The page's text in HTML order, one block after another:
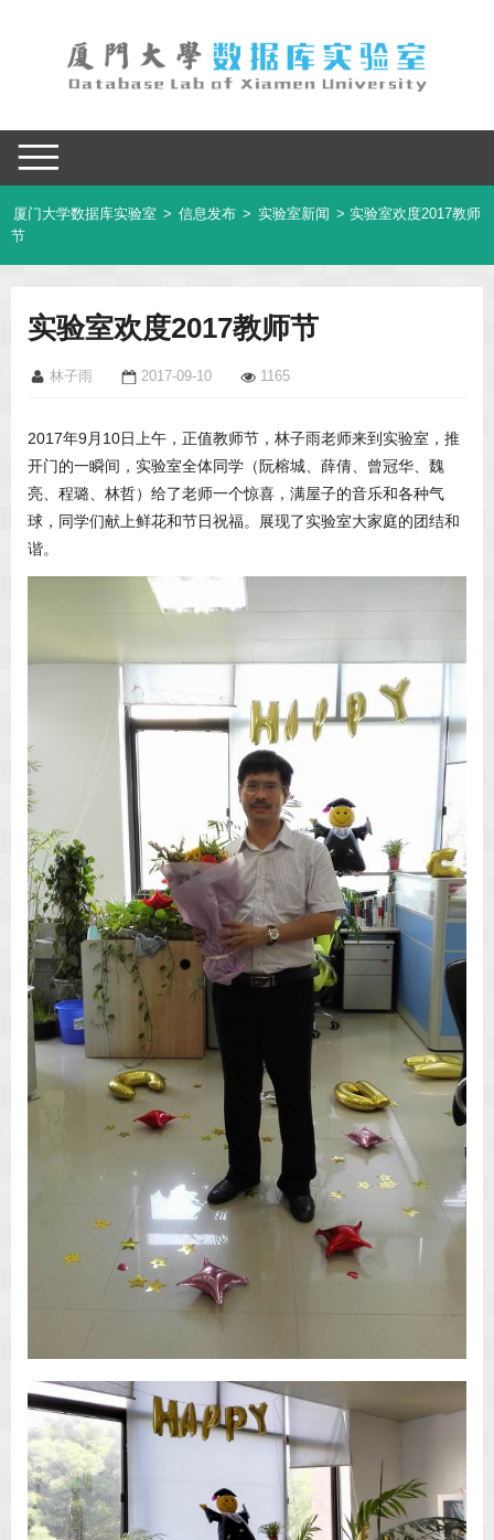
厦门大学数据库实验室 > 信息发布 > 实验室新闻 > 实验室欢度2017教师
节
实验室欢度2017教师节
林子雨 2017-09-10 1165
2017年9月10日上午，正值教师节，林子雨老师来到实验室，推
开门的一瞬间，实验室全体同学（阮榕城、薛倩、曾冠华、魏
亮、程璐、林哲）给了老师一个惊喜，满屋子的音乐和各种气
球，同学们献上鲜花和节日祝福。展现了实验室大家庭的团结和
谐。